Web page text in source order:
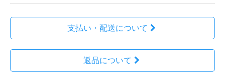
支払い・配送について
返品について